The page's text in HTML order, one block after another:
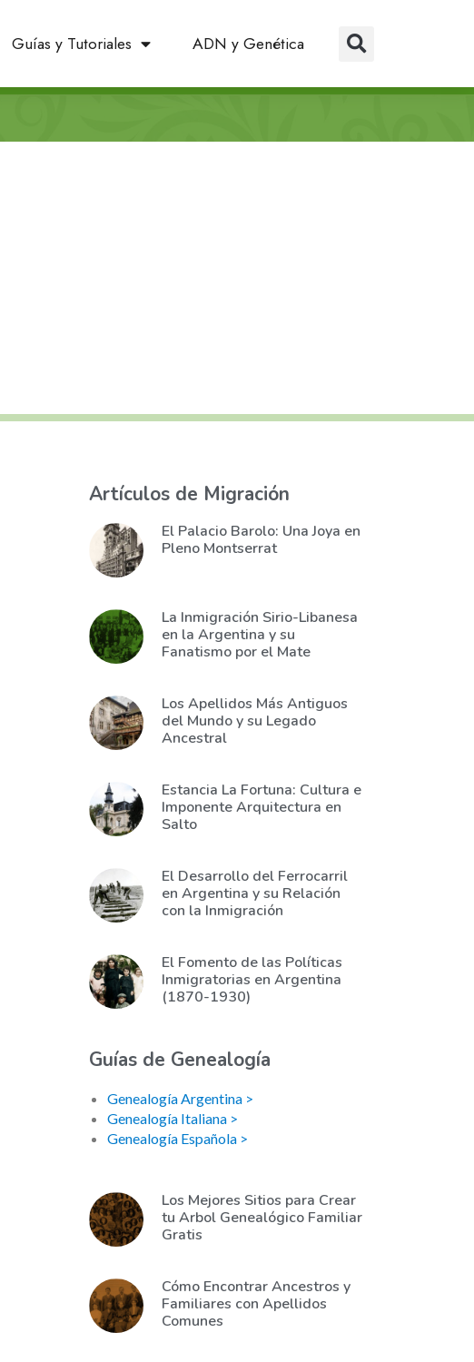
Guías y Tutoriales ADN y Genética
Artículos de Migración
El Palacio Barolo: Una Joya en
Pleno Montserrat
La Inmigración Sirio-Libanesa
en la Argentina y su
Fanatismo por el Mate
Los Apellidos Más Antiguos
del Mundo y su Legado
Ancestral
Estancia La Fortuna: Cultura e
Imponente Arquitectura en
Salto
El Desarrollo del Ferrocarril
en Argentina y su Relación
con la Inmigración
El Fomento de las Políticas
Inmigratorias en Argentina
(1870-1930)
Guías de Genealogía
Genealogía Argentina >
Genealogía Italiana >
Genealogía Española >
Los Mejores Sitios para Crear
tu Arbol Genealógico Familiar
Gratis
Cómo Encontrar Ancestros y
Familiares con Apellidos
Comunes